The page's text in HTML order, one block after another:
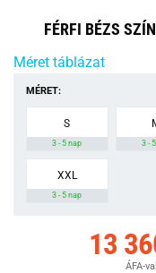
FÉRFI BÉZS
Méret táblázat
MÉRET:
S
3 - 5 nap 3 -
XXL
3 - 5 nap
13
ÁFA-val